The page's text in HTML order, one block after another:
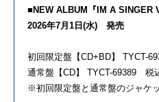
■NEW ALBUM『IM A SINGER
2026年7月1日(水) 発売
初回限定盤【CD+BD】 TYCT-
通常盤【CD】 TYCT-69389 税
※初回限定盤と通常盤のジャケ